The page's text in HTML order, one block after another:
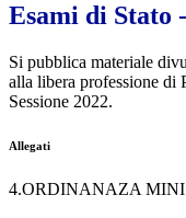
Esami di
Si pubblica materiale
alla libera professione di
Sessione 2022.
Allegati
4.ORDINANAZA